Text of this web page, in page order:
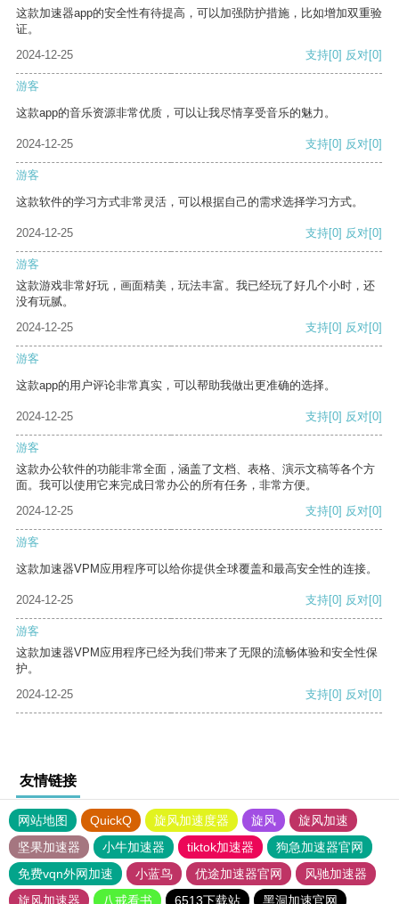
这款加速器app的安全性有待提高，可以加强防护措施，比如增加双重验
证。
2024-12-25
支持[0] 反对[0]
游客
这款app的音乐资源非常优质，可以让我尽情享受音乐的魅力。
2024-12-25 支持[0] 反对[0]
游客
这款软件的学习方式非常灵活，可以根据自己的需求选择学习方式。
2024-12-25 支持[0] 反对[0]
游客
这款游戏非常好玩，画面精美，玩法丰富。我已经玩了好几个小时，还
没有玩腻。
2024-12-25
支持[0] 反对[0]
游客
这款app的用户评论非常真实，可以帮助我做出更准确的选择。
2024-12-25 支持[0] 反对[0]
游客
这款办公软件的功能非常全面，涵盖了文档、表格、演示文稿等各个方
面。我可以使用它来完成日常办公的所有任务，非常方便。
2024-12-25
支持[0] 反对[0]
游客
这款加速器VPM应用程序可以给你提供全球覆盖和最高安全性的连接。
2024-12-25 支持[0] 反对[0]
游客
这款加速器VPM应用程序已经为我们带来了无限的流畅体验和安全性保
护。
2024-12-25
支持[0] 反对[0]
友情链接
网站地图 QuickQ 旋风加速度器 旋风
旋风加速
坚果加速器
小牛加速器 tiktok加速器
狗急加速器官网
免费vqn外网加速
小蓝鸟 优途加速器官网
风驰加速器
旋风加速器
八戒看书 6513下载站 黑洞加速官网